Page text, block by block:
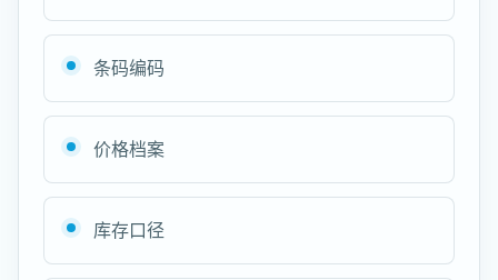
条码编码
价格档案
库存口径